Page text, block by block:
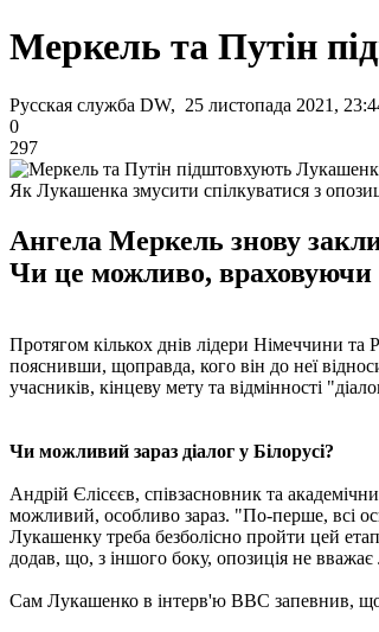
Меркель та Путін
Русская служба DW, 25 листопада 2021,
0
297
Як Лукашенка змусити спілкуватися з
Ангела Меркель знову
Чи це можливо,
Протягом кількох днів лідери Німеччини
пояснивши, щоправда, кого він до неї
учасників, кінцеву мету та відмінності
Чи можливий зараз діалог у Білорусі?
Андрій Єлісєєв, співзасновник та
можливий, особливо зараз. "По-перше, всі
Лукашенку треба безболісно пройти цей
додав, що, з іншого боку, опозиція не
Сам Лукашенко в інтерв'ю ВВС запевнив, що